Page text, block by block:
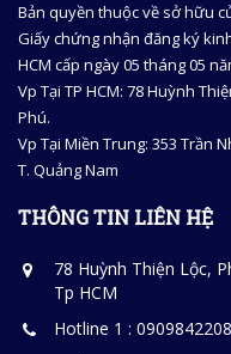
Bản quyền thuộc về sở hữu
Giấy chứng nhận đăng ký
HCM cấp ngày 05 tháng 05
Vp Tại TP HCM: 78 Huỳnh
Phú.
Vp Tại Miền Trung: 353 Trần
T. Quảng Nam
THÔNG TIN LIÊN HỆ
78 Huỳnh Thiện Lộc,
Tp HCM
Hotline 1 : 0909842208